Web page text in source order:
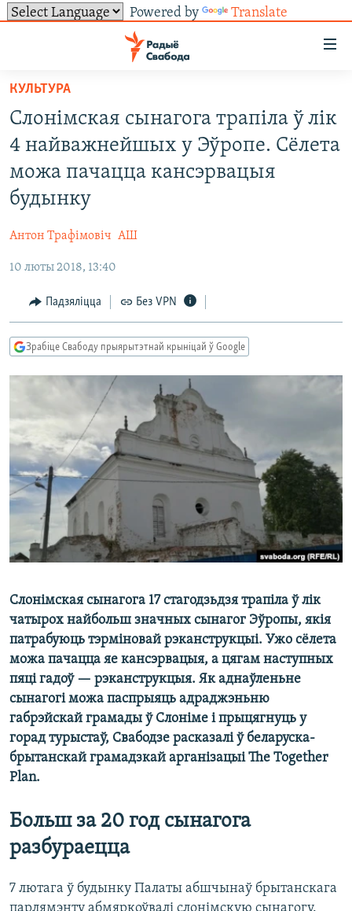
Powered by Translate
ўнівэрсальнага
доступу
Перайсьці
да
галоўнага
зьместу
Перайсьці
да
галоўнай
навігацыі
Перайсьці
пошуку
ЭКАНОМІКА
ВАЙНА
БЕЛАРУСЫ НА ВАЙНЕ
КУЛЬТУРА
КАЛЯНДАР
ПАДКАСТЫ
КНІГІ
АЎДЫЁКНІГІ
МОВА
НА ХВАЛЯХ СВАБОДЫ
ПАДПІСАЦЦА
ПАДКАСТЫ
FACEBOOK
TWITTER
САЧЫЦЕ ЗА АБНАЎЛЕНЬНЯМІ
Усе сайты РС/РСЭ
КУЛЬТУРА
Слонімская сынагога трапіла ў лік
4 найважнейшых у Эўропе. Сёлета
можа пачацца кансэрвацыя
будынку
Антон Трафімовіч АШ
10 люты 2018, 13:40
Падзяліцца Без VPN
Зрабіце Свабоду прыярытэтнай крыніцай ў Google
Слонімская сынагога 17 стагодзьдзя трапіла ў лік
чатырох найбольш значных сынагог Эўропы, якія
патрабуюць тэрміновай рэканструкцыі. Ужо сёлета
можа пачацца яе кансэрвацыя, а цягам наступных
пяці гадоў — рэканструкцыя. Як аднаўленьне
сынагогі можа паспрыяць адраджэньню
габрэйскай грамады ў Слоніме і прыцягнуць у
горад турыстаў, Свабодзе расказалі ў беларуска-
брытанскай грамадзкай арганізацыі The Together
Plan.
Больш за 20 год сынагога
разбураецца
7 лютага ў будынку Палаты абшчынаў брытанскага
парлямэнту абмяркоўвалі слонімскую сынагогу.